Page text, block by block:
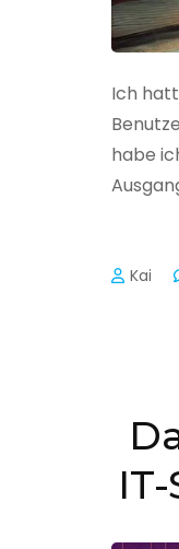
Ich
habe
Kai